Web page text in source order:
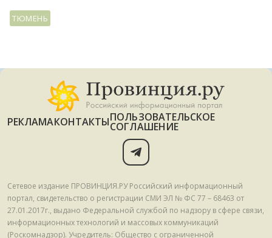
ТЮМЕНЬ
РЕКЛАМАКОНТАКТЫПОЛЬЗОВАТЕЛЬСКОЕ
СОГЛАШЕНИЕ
Сетевое издание ПРОВИНЦИЯ.РУ Российский информационный
портал, свидетельство о регистрации СМИ ЭЛ № ФС 77 – 68463 от
27.01.2017г., выдано Федеральной службой по надзору в сфере связи,
информационных технологий и массовых коммуникаций
(Роскомнадзор). Учредитель: Общество с ограниченной